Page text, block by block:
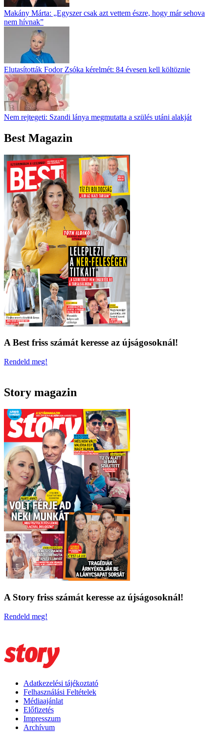
Makány Márta: „Egyszer csak azt vettem észre, hogy már sehova
nem hívnak”
Elutasították Fodor Zsóka kérelmét: 84 évesen kell költöznie
Nem rejtegeti: Szandi lánya megmutatta a szülés utáni alakját
Best Magazin
A Best friss számát keresse az újságosoknál!
Rendeld meg!
Story magazin
A Story friss számát keresse az újságosoknál!
Rendeld meg!
Adatkezelési tájékoztató
Felhasználási Feltételek
Médiaajánlat
Előfizetés
Impresszum
Archívum